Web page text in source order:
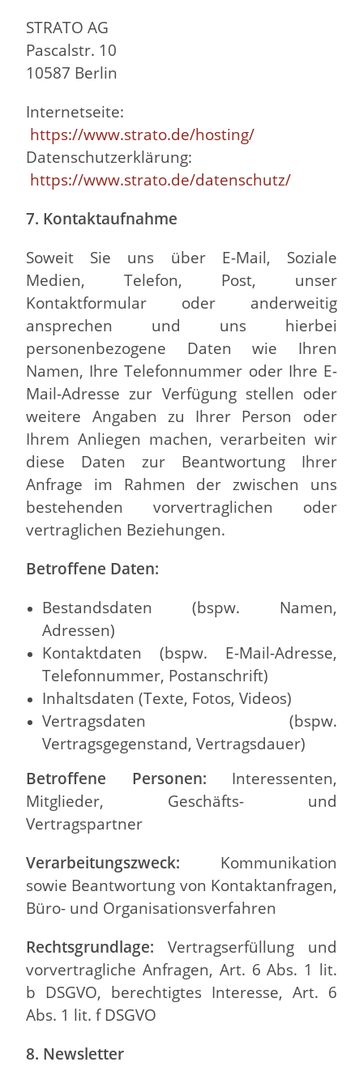
STRATO AG
Pascalstr. 10
10587 Berlin
Internetseite:
https://www.strato.de/hosting/
Datenschutzerklärung:
https://www.strato.de/datenschutz/
7. Kontaktaufnahme
Soweit Sie uns über E-Mail, Soziale
Medien, Telefon, Post, unser
Kontaktformular oder anderweitig
ansprechen und uns hierbei
personenbezogene Daten wie Ihren
Namen, Ihre Telefonnummer oder Ihre E-
Mail-Adresse zur Verfügung stellen oder
weitere Angaben zu Ihrer Person oder
Ihrem Anliegen machen, verarbeiten wir
diese Daten zur Beantwortung Ihrer
Anfrage im Rahmen der zwischen uns
bestehenden vorvertraglichen oder
vertraglichen Beziehungen.
Betroffene Daten:
Bestandsdaten (bspw. Namen,
Adressen)
Kontaktdaten (bspw. E-Mail-Adresse,
Telefonnummer, Postanschrift)
Inhaltsdaten (Texte, Fotos, Videos)
Vertragsdaten (bspw.
Vertragsgegenstand, Vertragsdauer)
Betroffene Personen: Interessenten,
Mitglieder, Geschäfts- und
Vertragspartner
Verarbeitungszweck: Kommunikation
sowie Beantwortung von Kontaktanfragen,
Büro- und Organisationsverfahren
Rechtsgrundlage: Vertragserfüllung und
vorvertragliche Anfragen, Art. 6 Abs. 1 lit.
b DSGVO, berechtigtes Interesse, Art. 6
Abs. 1 lit. f DSGVO
8. Newsletter